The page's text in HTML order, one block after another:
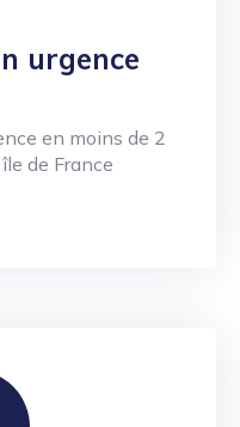
urgence
en moins de 2
de France